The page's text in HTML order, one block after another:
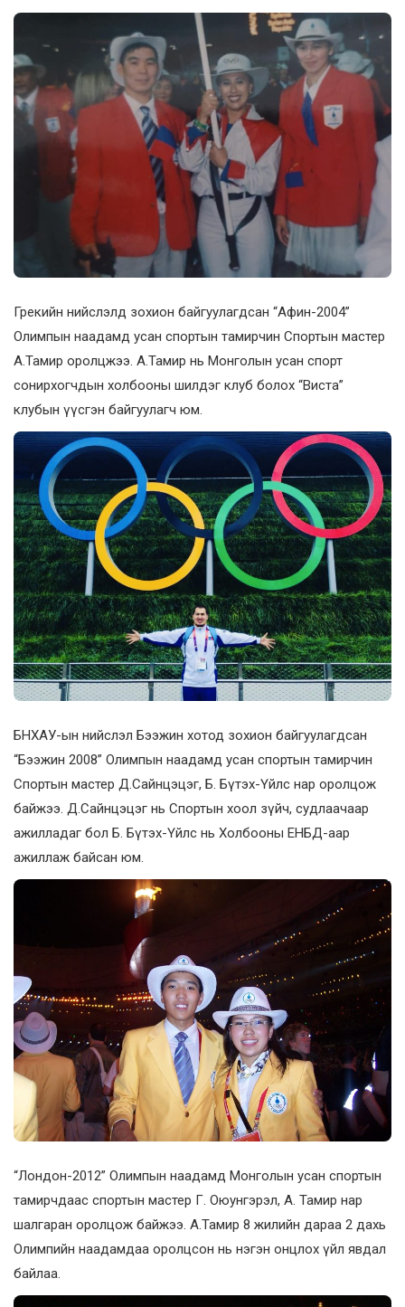
Грекийн нийслэлд зохион байгуулагдсан “Афин-2004”
Олимпын наадамд усан спортын тамирчин Спортын мастер
А.Тамир оролцжээ. А.Тамир нь Монголын усан спорт
сонирхогчдын холбооны шилдэг клуб болох “Виста”
клубын үүсгэн байгуулагч юм.
БНХАУ-ын нийслэл Бээжин хотод зохион байгуулагдсан
“Бээжин 2008” Олимпын наадамд усан спортын тамирчин
Спортын мастер Д.Сайнцэцэг, Б. Бүтэх-Үйлс нар оролцож
байжээ. Д.Сайнцэцэг нь Спортын хоол зүйч, судлаачаар
ажилладаг бол Б. Бүтэх-Үйлс нь Холбооны ЕНБД-аар
ажиллаж байсан юм.
“Лондон-2012” Олимпын наадамд Монголын усан спортын
тамирчдаас спортын мастер Г. Оюунгэрэл, А. Тамир нар
шалгаран оролцож байжээ. А.Тамир 8 жилийн дараа 2 дахь
Олимпийн наадамдаа оролцсон нь нэгэн онцлох үйл явдал
байлаа.